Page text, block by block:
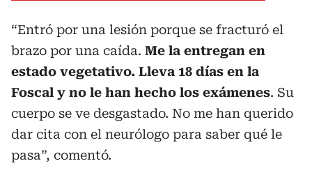
“Entró por una lesión porque se fracturó el
brazo por una caída. Me la entregan en
estado vegetativo. Lleva 18 días en la
Foscal y no le han hecho los exámenes. Su
cuerpo se ve desgastado. No me han querido
dar cita con el neurólogo para saber qué le
pasa”, comentó.